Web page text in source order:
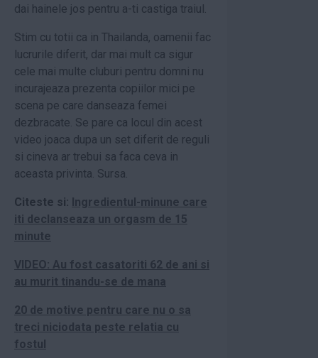
dai hainele jos pentru a-ti castiga traiul.
Stim cu totii ca in Thailanda, oamenii fac
lucrurile diferit, dar mai mult ca sigur
cele mai multe cluburi pentru domni nu
incurajeaza prezenta copiilor mici pe
scena pe care danseaza femei
dezbracate. Se pare ca locul din acest
video joaca dupa un set diferit de reguli
si cineva ar trebui sa faca ceva in
aceasta privinta. Sursa.
Citeste si: Ingredientul-minune care
iti declanseaza un orgasm de 15
minute
VIDEO: Au fost casatoriti 62 de ani si
au murit tinandu-se de mana
20 de motive pentru care nu o sa
treci niciodata peste relatia cu
fostul